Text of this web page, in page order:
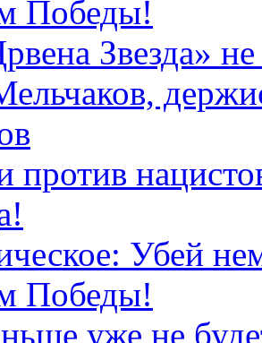
Победы!
Звезда»
против
Убей
Победы!
уже не